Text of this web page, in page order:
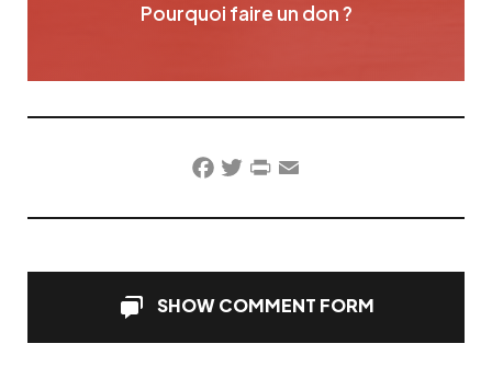
Pourquoi faire un don ?
Facebook
TwitterPrintFriendly
Email
SHOW COMMENT FORM